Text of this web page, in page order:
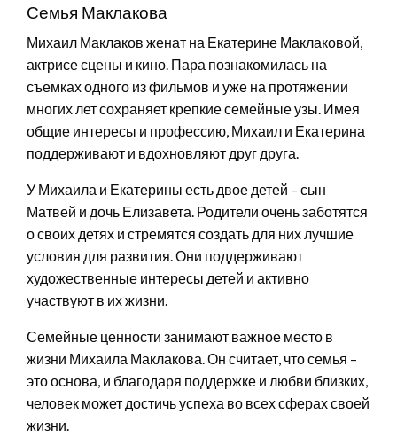
Семья Маклакова
Михаил Маклаков женат на Екатерине Маклаковой,
актрисе сцены и кино. Пара познакомилась на
съемках одного из фильмов и уже на протяжении
многих лет сохраняет крепкие семейные узы. Имея
общие интересы и профессию, Михаил и Екатерина
поддерживают и вдохновляют друг друга.
У Михаила и Екатерины есть двое детей – сын
Матвей и дочь Елизавета. Родители очень заботятся
о своих детях и стремятся создать для них лучшие
условия для развития. Они поддерживают
художественные интересы детей и активно
участвуют в их жизни.
Семейные ценности занимают важное место в
жизни Михаила Маклакова. Он считает, что семья –
это основа, и благодаря поддержке и любви близких,
человек может достичь успеха во всех сферах своей
жизни.